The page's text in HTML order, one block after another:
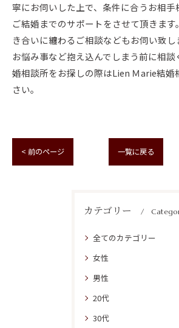
寧にお伺いした上で、条件に合うお相手
ご結婚までのサポートをさせて頂きま
き合いに纏わるご相談などもお伺い致
お悩み事など抱え込んでしまう前に相
婚相談所をお探しの際はLien Ｍarie結婚
さい。
< 前のページ 一覧に戻る
カテゴリー
全てのカテゴリー
女性
男性
20代
30代